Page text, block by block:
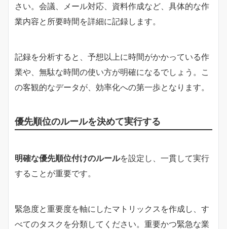
さい。会議、メール対応、資料作成など、具体的な作
業内容と所要時間を詳細に記録します。
記録を分析すると、予想以上に時間がかかっている作
業や、無駄な時間の使い方が明確になるでしょう。こ
の客観的なデータが、効率化への第一歩となります。
優先順位のルールを決めて実行する
明確な優先順位付けのルールを設定し、一貫して実行
することが重要です。
緊急度と重要度を軸にしたマトリックスを作成し、す
べてのタスクを分類してください。重要かつ緊急な業